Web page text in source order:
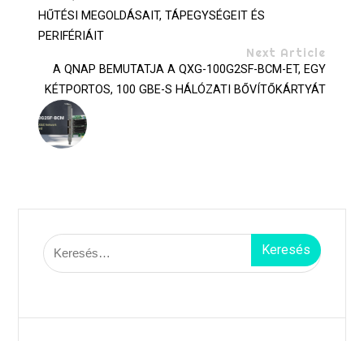
HŰTÉSI MEGOLDÁSAIT, TÁPEGYSÉGEIT ÉS
PERIFÉRIÁIT
Next Article
A QNAP BEMUTATJA A QXG-100G2SF-BCM-ET, EGY
KÉTPORTOS, 100 GBE-S HÁLÓZATI BŐVÍTŐKÁRTYÁT
Keresés: